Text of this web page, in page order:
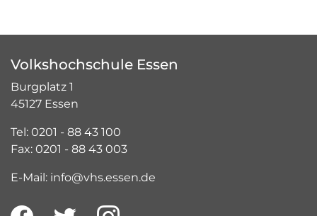
Volkshochschule Essen
Burgplatz 1
45127 Essen
Tel: 0201 - 88 43 100
Fax: 0201 - 88 43 003
E-Mail: info@vhs.essen.de